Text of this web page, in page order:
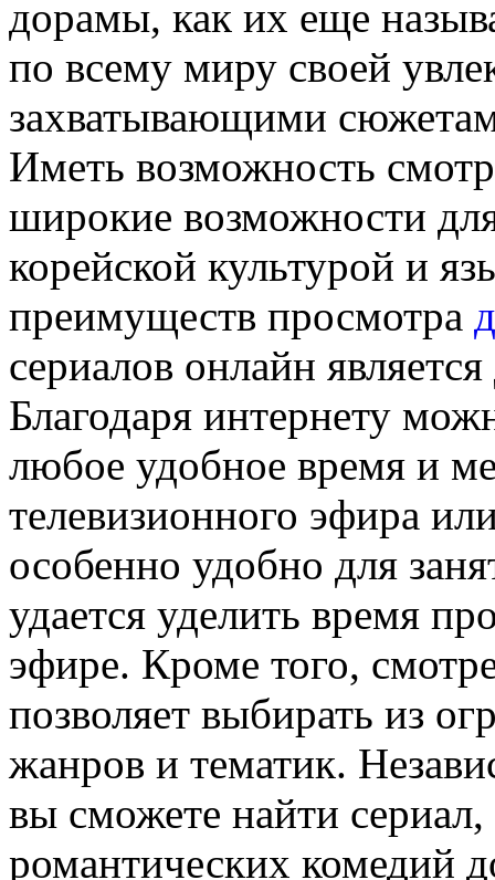
дорамы, как их еще
по всему миру своей
захватывающими
Иметь возможность
широкие возможности
корейской культурой и
преимуществ просмотра
сериалов онлайн
Благодаря интернету
любое удобное время и
телевизионного эфира
особенно удобно для
удается уделить время
эфире. Кроме того,
позволяет выбирать из
жанров и тематик.
вы сможете найти сериал,
романтических комедий